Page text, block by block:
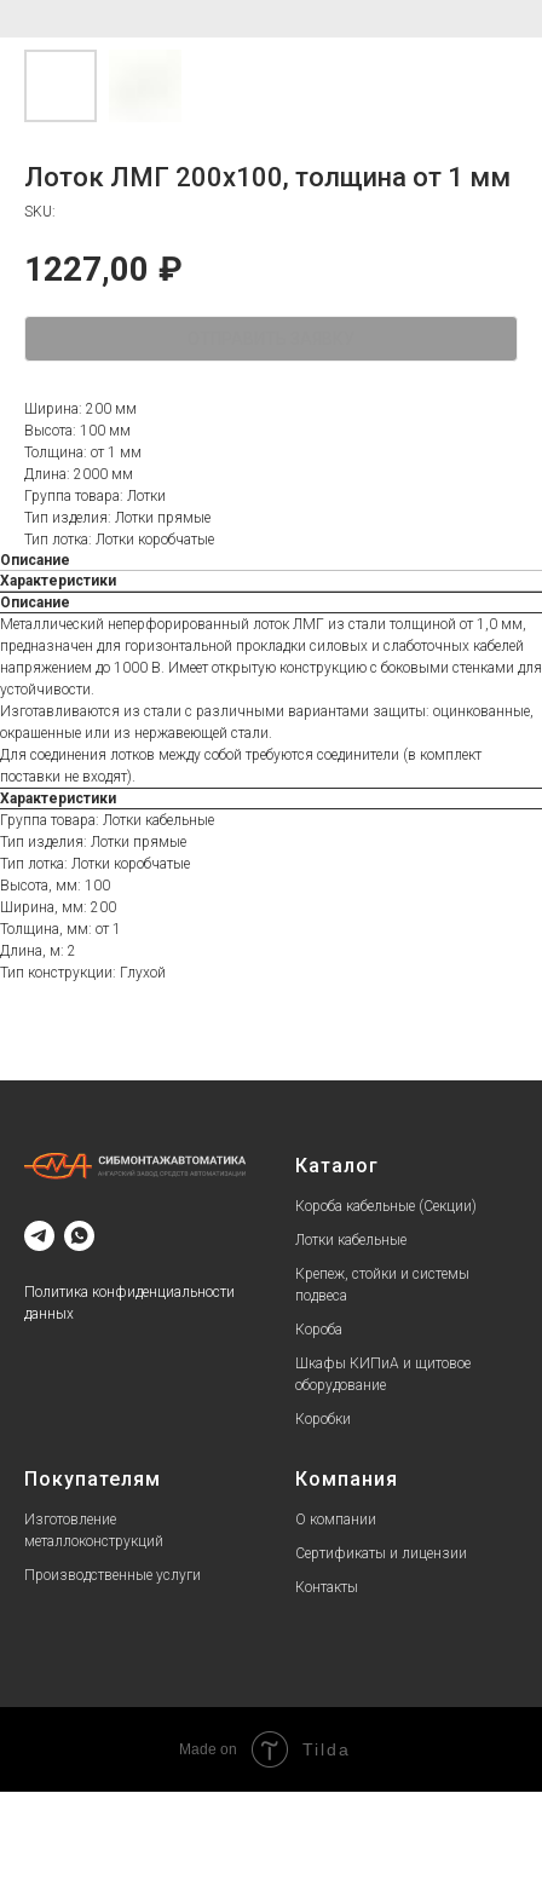
Лоток ЛМГ 200х100, толщина от 1 мм
SKU:
1227,00 ₽
Ширина: 200 мм
Высота: 100 мм
Толщина: от 1 мм
Длина: 2000 мм
Группа товара: Лотки
Тип изделия: Лотки прямые
Тип лотка: Лотки коробчатые
Описание
Характеристики
Описание
Металлический неперфорированный лоток ЛМГ из стали толщиной от 1,0 мм,
предназначен для горизонтальной прокладки силовых и слаботочных кабелей
напряжением до 1000 В. Имеет открытую конструкцию с боковыми стенками для
устойчивости.
Изготавливаются из стали с различными вариантами защиты: оцинкованные,
окрашенные или из нержавеющей стали.
Для соединения лотков между собой требуются соединители (в комплект
поставки не входят).
Характеристики
Группа товара: Лотки кабельные
Тип изделия: Лотки прямые
Тип лотка: Лотки коробчатые
Высота, мм: 100
Ширина, мм: 200
Толщина, мм: от 1
Длина, м: 2
Тип конструкции: Глухой
Политика конфиденциальности
данных
Каталог
Короба кабельные (Секции)
Лотки кабельные
Крепеж, стойки и системы
подвеса
Короба
Шкафы КИПиА и щитовое
оборудование
Коробки
Покупателям
Изготовление
металлоконструкций
Производственные услуги
Компания
О компании
Сертификаты и лицензии
Контакты
Made on Tilda